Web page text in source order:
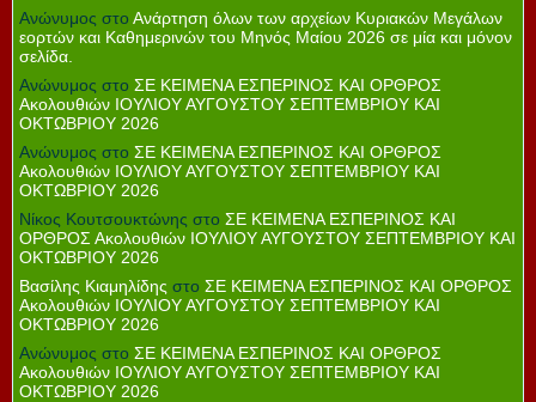
Ανώνυμος στο Ανάρτηση όλων των αρχείων Κυριακών Μεγάλων
εορτών και Καθημερινών του Μηνός Μαίου 2026 σε μία και μόνον
σελίδα.
Ανώνυμος στο ΣΕ ΚΕΙΜΕΝΑ ΕΣΠΕΡΙΝΟΣ ΚΑΙ ΟΡΘΡΟΣ
Ακολουθιών ΙΟΥΛΙΟΥ ΑΥΓΟΥΣΤΟΥ ΣΕΠΤΕΜΒΡΙΟΥ ΚΑΙ
ΟΚΤΩΒΡΙΟΥ 2026
Ανώνυμος στο ΣΕ ΚΕΙΜΕΝΑ ΕΣΠΕΡΙΝΟΣ ΚΑΙ ΟΡΘΡΟΣ
Ακολουθιών ΙΟΥΛΙΟΥ ΑΥΓΟΥΣΤΟΥ ΣΕΠΤΕΜΒΡΙΟΥ ΚΑΙ
ΟΚΤΩΒΡΙΟΥ 2026
Νίκος Κουτσουκτώνης στο ΣΕ ΚΕΙΜΕΝΑ ΕΣΠΕΡΙΝΟΣ ΚΑΙ
ΟΡΘΡΟΣ Ακολουθιών ΙΟΥΛΙΟΥ ΑΥΓΟΥΣΤΟΥ ΣΕΠΤΕΜΒΡΙΟΥ ΚΑΙ
ΟΚΤΩΒΡΙΟΥ 2026
Βασίλης Κιαμηλίδης στο ΣΕ ΚΕΙΜΕΝΑ ΕΣΠΕΡΙΝΟΣ ΚΑΙ ΟΡΘΡΟΣ
Ακολουθιών ΙΟΥΛΙΟΥ ΑΥΓΟΥΣΤΟΥ ΣΕΠΤΕΜΒΡΙΟΥ ΚΑΙ
ΟΚΤΩΒΡΙΟΥ 2026
Ανώνυμος στο ΣΕ ΚΕΙΜΕΝΑ ΕΣΠΕΡΙΝΟΣ ΚΑΙ ΟΡΘΡΟΣ
Ακολουθιών ΙΟΥΛΙΟΥ ΑΥΓΟΥΣΤΟΥ ΣΕΠΤΕΜΒΡΙΟΥ ΚΑΙ
ΟΚΤΩΒΡΙΟΥ 2026